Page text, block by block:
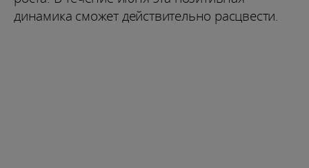
динамика сможет действительно расцвести.